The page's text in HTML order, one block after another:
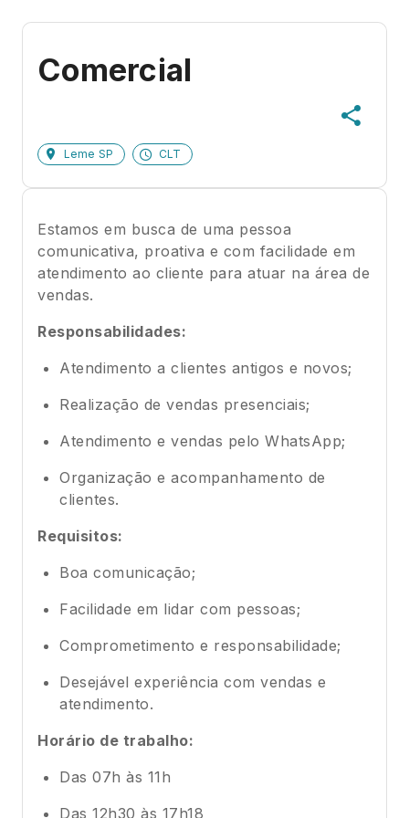
Comercial
Leme SP CLT
Estamos em busca de uma pessoa
comunicativa, proativa e com facilidade em
atendimento ao cliente para atuar na área de
vendas.
Responsabilidades:
Atendimento a clientes antigos e novos;
Realização de vendas presenciais;
Atendimento e vendas pelo WhatsApp;
Organização e acompanhamento de
clientes.
Requisitos:
Boa comunicação;
Facilidade em lidar com pessoas;
Comprometimento e responsabilidade;
Desejável experiência com vendas e
atendimento.
Horário de trabalho:
Das 07h às 11h
Das 12h30 às 17h18